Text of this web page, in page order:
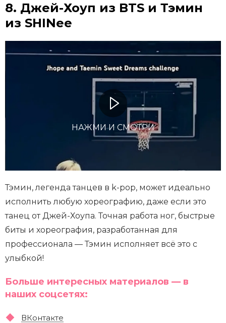
8. Джей-Хоуп из BTS и Тэмин
из SHINee
НАЖМИ И СМОТРИ
Тэмин, легенда танцев в k-pop, может идеально
исполнить любую хореографию, даже если это
танец от Джей-Хоупа. Точная работа ног, быстрые
биты и хореография, разработанная для
профессионала — Тэмин исполняет всё это с
улыбкой!
Больше интересных материалов — в
наших соцсетях:
ВКонтакте